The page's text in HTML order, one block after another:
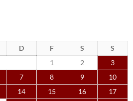
D F S
S
1
2
3
7 8 9
10
14 15 16
17